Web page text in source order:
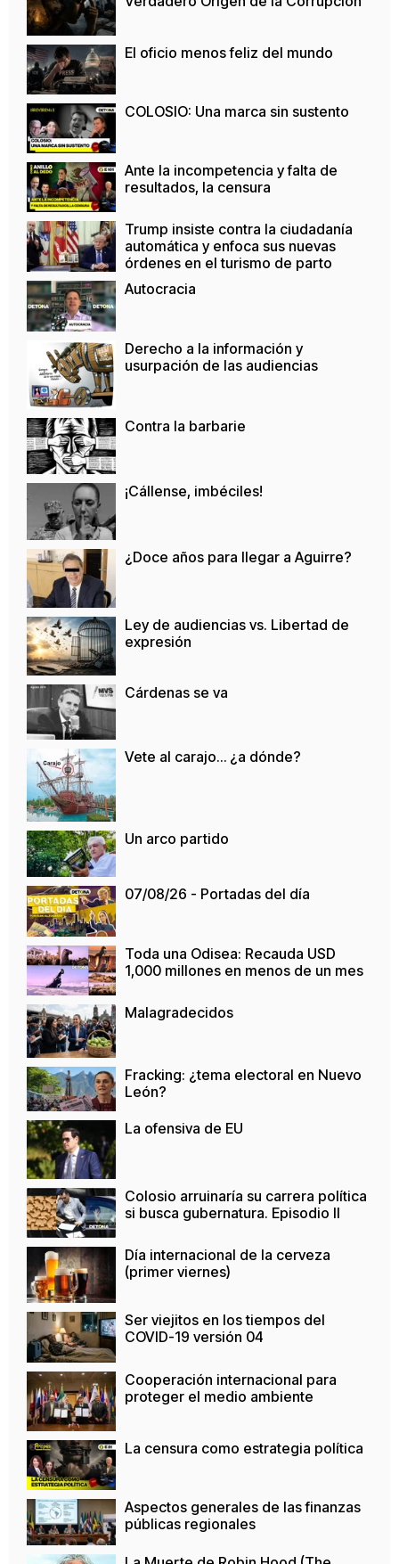
El oficio menos feliz del mundo
COLOSIO: Una marca sin sustento
Ante la incompetencia y falta de
resultados, la censura
Trump insiste contra la ciudadanía
automática y enfoca sus nuevas
órdenes en el turismo de parto
Autocracia
Derecho a la información y
usurpación de las audiencias
Contra la barbarie
¡Cállense, imbéciles!
¿Doce años para llegar a Aguirre?
Ley de audiencias vs. Libertad de
expresión
Cárdenas se va
Vete al carajo… ¿a dónde?
Un arco partido
07/08/26 - Portadas del día
Toda una Odisea: Recauda USD
1,000 millones en menos de un mes
Malagradecidos
Fracking: ¿tema electoral en Nuevo
León?
La ofensiva de EU
Colosio arruinaría su carrera política
si busca gubernatura. Episodio II
Día internacional de la cerveza
(primer viernes)
Ser viejitos en los tiempos del
COVID-19 versión 04
Cooperación internacional para
proteger el medio ambiente
La censura como estrategia política
Aspectos generales de las finanzas
públicas regionales